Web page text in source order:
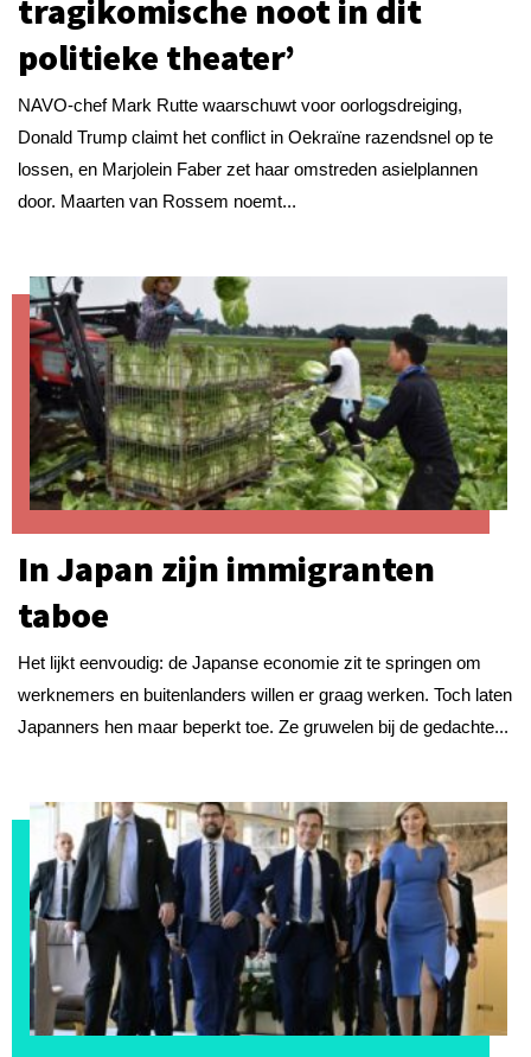
tragikomische noot in dit
politieke theater’
NAVO-chef Mark Rutte waarschuwt voor oorlogsdreiging,
Donald Trump claimt het conflict in Oekraïne razendsnel op te
lossen, en Marjolein Faber zet haar omstreden asielplannen
door. Maarten van Rossem noemt...
In Japan zijn immigranten
taboe
Het lijkt eenvoudig: de Japanse economie zit te springen om
werknemers en buitenlanders willen er graag werken. Toch laten
Japanners hen maar beperkt toe. Ze gruwelen bij de gedachte...